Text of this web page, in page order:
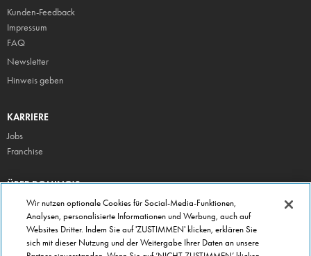
Kunden-Feedback
Impressum
FAQ
Newsletter
Hinweis geben
KARRIERE
Jobs
Franchise
ÜBER DOMINO'S
Storesuche
Presse
Domino's App
Wir nutzen optionale Cookies für Social-Media-Funktionen,
Analysen, personalisierte Informationen und Werbung, auch auf
Websites Dritter. Indem Sie auf 'ZUSTIMMEN' klicken, erklären Sie
sich mit dieser Nutzung und der Weitergabe Ihrer Daten an unsere